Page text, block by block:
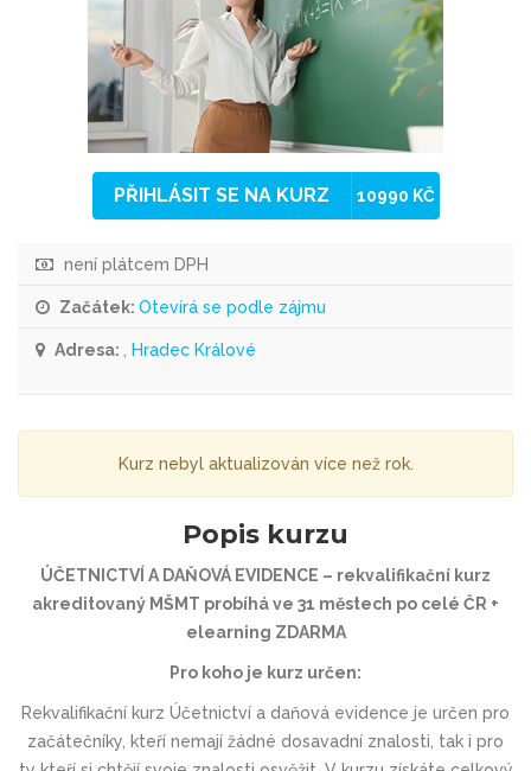
PŘIHLÁSIT SE NA KURZ 10990 KČ
není plátcem DPH
Začátek: Otevírá se podle zájmu
Adresa: , Hradec Králové
Kurz nebyl aktualizován více než rok.
Popis kurzu
ÚČETNICTVÍ A DAŇOVÁ EVIDENCE – rekvalifikační kurz
akreditovaný MŠMT probíhá ve 31 městech po celé ČR +
elearning ZDARMA
Pro koho je kurz určen:
Rekvalifikační kurz Účetnictví a daňová evidence je určen pro
začátečníky, kteří nemají žádné dosavadní znalosti, tak i pro